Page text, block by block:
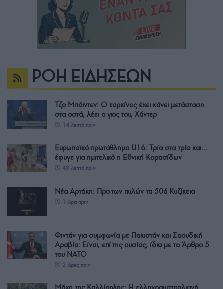
ΡΟΗ ΕΙΔΗΣΕΩΝ
Τζο Μπάιντεν: Ο καρκίνος έχει κάνει μετάσταση
στα οστά, λέει ο γιος του, Χάντερ
14 λεπτά πριν
Ευρωπαϊκό πρωτάθλημα U16: Τρία στα τρία και…
έφυγε για ημιτελικό η Εθνική Κορασίδων
43 λεπτά πριν
Νέα Αρτάκη: Προ των πυλών τα 50ά Κυζίκεια
1 ώρα πριν
Φιντάν για συμφωνία με Πακιστάν και Σαουδική
Αραβία: Είναι, επί της ουσίας, ίδια με το Άρθρο 5
του ΝΑΤΟ
2 ώρες πριν
Μάχη της Καλλίπολης: Η ελληνοαυστραλιανή